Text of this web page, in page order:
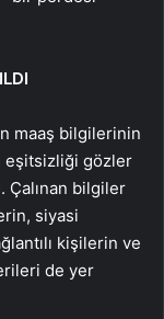
maaş bilgilerinin
eşitsizliği gözler
bilgiler
siyasi
kişilerin ve
de yer